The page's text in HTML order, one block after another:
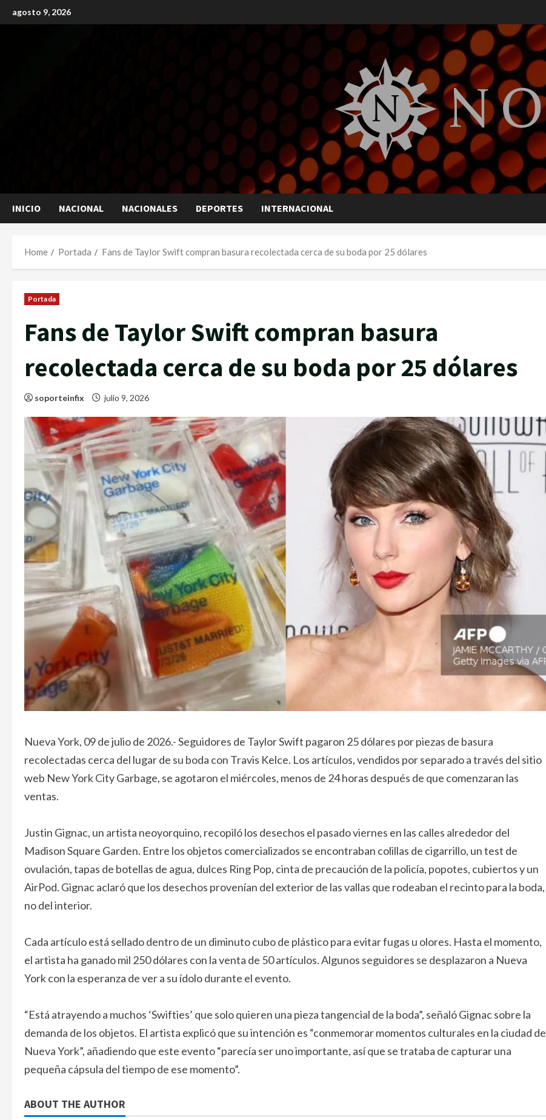
to
agosto 9, 2026
INICIO NACIONAL NACIONALES DEPORTES INTERNACIONAL
Home Portada Fans de Taylor Swift compran basura recolectada cerca de su boda por 25 dólares
Portada
Fans de Taylor Swift compran basura
recolectada cerca de su boda por 25 dólares
soporteinfix julio 9, 2026
Nueva York, 09 de julio de 2026.- Seguidores de Taylor Swift pagaron 25 dólares por piezas de basura
recolectadas cerca del lugar de su boda con Travis Kelce. Los artículos, vendidos por separado a través del sitio
web New York City Garbage, se agotaron el miércoles, menos de 24 horas después de que comenzaran las
ventas.
Justin Gignac, un artista neoyorquino, recopiló los desechos el pasado viernes en las calles alrededor del
Madison Square Garden. Entre los objetos comercializados se encontraban colillas de cigarrillo, un test de
ovulación, tapas de botellas de agua, dulces Ring Pop, cinta de precaución de la policía, popotes, cubiertos y un
AirPod. Gignac aclaró que los desechos provenían del exterior de las vallas que rodeaban el recinto para la boda,
no del interior.
Cada artículo está sellado dentro de un diminuto cubo de plástico para evitar fugas u olores. Hasta el momento,
el artista ha ganado mil 250 dólares con la venta de 50 artículos. Algunos seguidores se desplazaron a Nueva
York con la esperanza de ver a su ídolo durante el evento.
“Está atrayendo a muchos ‘Swifties’ que solo quieren una pieza tangencial de la boda”, señaló Gignac sobre la
demanda de los objetos. El artista explicó que su intención es “conmemorar momentos culturales en la ciudad de
Nueva York”, añadiendo que este evento “parecía ser uno importante, así que se trataba de capturar una
pequeña cápsula del tiempo de ese momento”.
ABOUT THE AUTHOR